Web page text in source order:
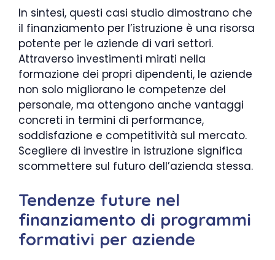
In sintesi, questi casi studio dimostrano che
il finanziamento per l’istruzione è una risorsa
potente per le aziende di vari settori.
Attraverso investimenti mirati nella
formazione dei propri dipendenti, le aziende
non solo migliorano le competenze del
personale, ma ottengono anche vantaggi
concreti in termini di performance,
soddisfazione e competitività sul mercato.
Scegliere di investire in istruzione significa
scommettere sul futuro dell’azienda stessa.
Tendenze future nel
finanziamento di programmi
formativi per aziende